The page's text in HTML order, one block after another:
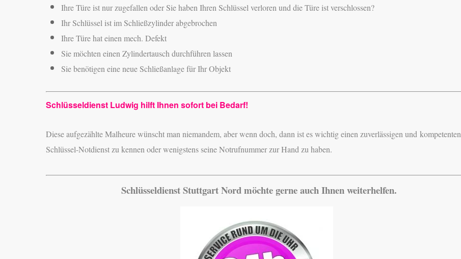
Ihre Türe ist nur zugefallen oder Sie haben Ihren Schlüssel verloren und die Türe ist verschlossen?
Ihr Schlüssel ist im Schließzylinder abgebrochen
Ihre Türe hat einen mech. Defekt
Sie möchten einen Zylindertausch durchführen lassen
Sie benötigen eine neue Schließanlage für Ihr Objekt
Schlüsseldienst Ludwig hilft Ihnen sofort bei Bedarf!
Diese aufgezählte Malheure wünscht man niemandem, aber wenn doch, dann ist es wichtig einen zuverlässigen und kompetenten
Schlüssel-Notdienst zu kennen oder wenigstens seine Notrufnummer zur Hand zu haben.
Schlüsseldienst Stuttgart Nord möchte gerne auch Ihnen weiterhelfen.